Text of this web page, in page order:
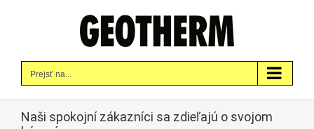
Prejsť na...
Naši spokojní zákazníci sa zdieľajú o svojom